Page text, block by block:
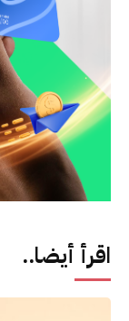
اقرأ أيضا..